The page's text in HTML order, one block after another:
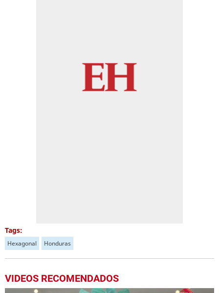
Tags:
Hexagonal Honduras
VIDEOS RECOMENDADOS